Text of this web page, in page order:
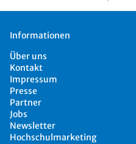
Informationen
Über uns
Kontakt
Impressum
Presse
Partner
Jobs
Newsletter
Hochschulmarketing